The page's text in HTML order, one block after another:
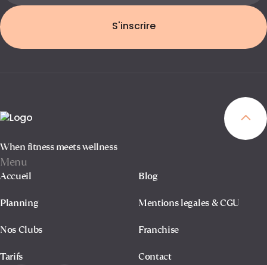
S'inscrire
When fitness meets wellness
Menu
Accueil
Planning
Nos Clubs
Tarifs
Blog
Mentions legales & CGU
Franchise
Contact